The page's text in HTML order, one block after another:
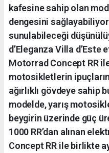
kafesine sahip olan
dengesini
sunulabileceği
d’Eleganza Villa d’Este
Motorrad Concept RR
motosikletlerin
ağırlıklı gövdeye sahip
modelde, yarış
beygirin üzerinde güç
1000 RR’dan alınan
Concept RR ile birlikte